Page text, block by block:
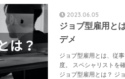
2023.06.05
ジョブ型雇用と
デメ
ジョブ型雇用とは、従
度。 スペシャリストを
ジョブ型雇用とは？ ジ